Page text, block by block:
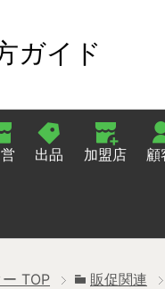
ガイド
出品 加盟店 顧
TOP 販促関連